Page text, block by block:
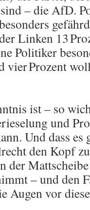
– die AfD.
Linken 13
Politiker
vier Prozent
ist – so
und
Und dass
den Kopf
der
– und den
Augen vor